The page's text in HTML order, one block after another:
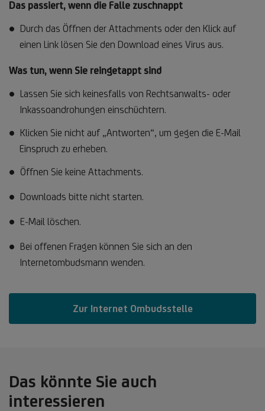
Das passiert, wenn die Falle zuschnappt
Durch das Öffnen der Attachments oder den Klick auf
einen Link lösen Sie den Download eines Virus aus.
Was tun, wenn Sie reingetappt sind
Lassen Sie sich keinesfalls von Rechtsanwalts- oder
Inkassoandrohungen einschüchtern.
Klicken Sie nicht auf „Antworten“, um gegen die E-Mail
Einspruch zu erheben.
Öffnen Sie keine Attachments.
Downloads bitte nicht starten.
E-Mail löschen.
Bei offenen Fragen können Sie sich an den
Internetombudsmann wenden.
Zur Internet Ombudsstelle
Das könnte Sie auch
interessieren